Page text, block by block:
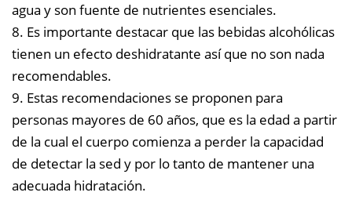
agua y son fuente de nutrientes esenciales.
8. Es importante destacar que las bebidas alcohólicas
tienen un efecto deshidratante así que no son nada
recomendables.
9. Estas recomendaciones se proponen para
personas mayores de 60 años, que es la edad a partir
de la cual el cuerpo comienza a perder la capacidad
de detectar la sed y por lo tanto de mantener una
adecuada hidratación.